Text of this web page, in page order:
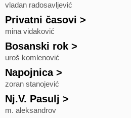
vladan radosavljević
Privatni časovi >
mina vidaković
Bosanski rok >
uroš komlenović
Napojnica>
zoran stanojević
Nj.V. Pasulj >
m. aleksandrov